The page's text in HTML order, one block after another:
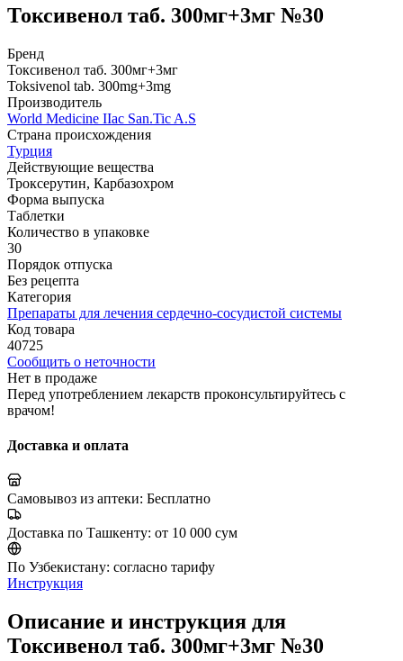
Токсивенол таб. 300мг+3мг №30
Бренд
Токсивенол таб. 300мг+3мг
Toksivenol tab. 300mg+3mg
Производитель
World Мedicine IIac San.Tic A.S
Страна происхождения
Турция
Действующие вещества
Троксерутин, Карбазохром
Форма выпуска
Таблетки
Количество в упаковке
30
Порядок отпуска
Без рецепта
Категория
Препараты для лечения сердечно-сосудистой системы
Код товара
40725
Сообщить о неточности
Нет в продаже
Перед употреблением лекарств проконсультируйтесь с
врачом!
Доставка и оплата
Самовывоз из аптеки: Бесплатно
Доставка по Ташкенту: от 10 000 сум
По Узбекистану: согласно тарифу
Инструкция
Описание и инструкция для
Токсивенол таб. 300мг+3мг №30